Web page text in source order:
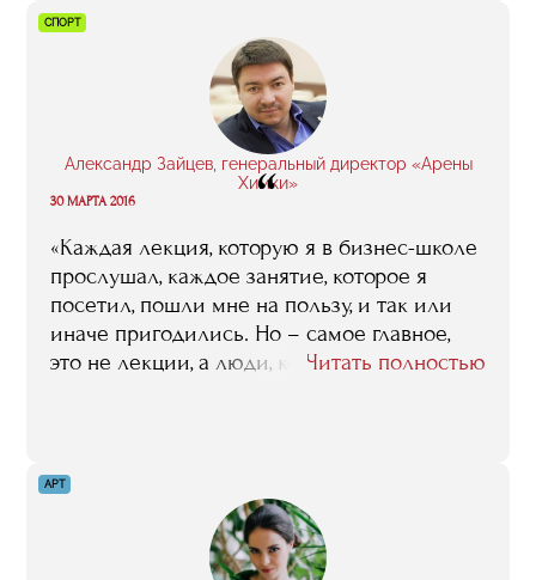
новичком меня сложно было назвать –
меня даже многие рестораторы, которые у
нас лекции читали и которым наша
компания мясо поставляла, во время
занятий узнавали, здоровались… Тем не
менее, могу однозначно сказать: выбор я
сделал правильный, учеба на пользу пошла,
понял, я и теперь в своей работе
использую практически каждый день».
СПОРТ
Александр Зайцев, генеральный директор «Арены
Химки»
“
30 МАРТА 2016
«Каждая лекция, которую я в бизнес-школе
прослушал, каждое занятие, которое я
посетил, пошли мне на пользу, и так или
иначе пригодились. Но – самое главное,
это не лекции, а люди, которые их читают.
профессионалами спортивной индустрии,
какие только у нас в стране есть. Эту
возможность общения, установления
контактов, деловых связей с этими людьми,
Читать полностью
АРТ